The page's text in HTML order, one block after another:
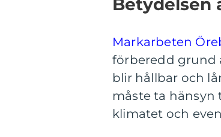
Betydelsen
Markarbeten
förberedd grund
blir hållbar och
måste ta hänsyn
klimatet och